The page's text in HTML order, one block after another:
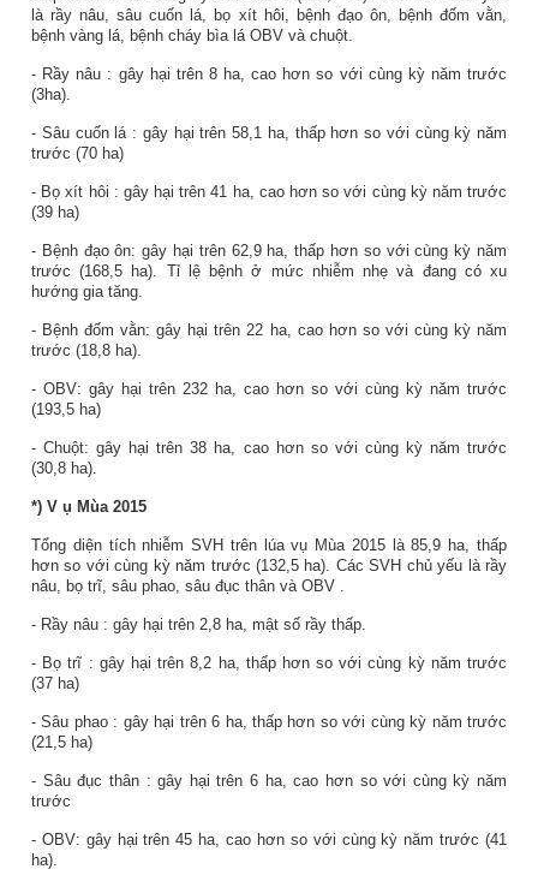
làrầy nâu,sâu cuốn lá, bọ xít hôi, bệnh đạo ôn, bệnh đốm vằn,
bệnh vàng lá, bệnh cháy bìa lá OBV và chuột.
- Rầy nâu : gây hại trên 8 ha,cao hơn so với cùng kỳ năm trước
(3ha).
- Sâu cuốn lá : gây hại trên 58,1 ha, thấp hơn so với cùng kỳ năm
trước (70 ha)
- Bọ xít hôi : gây hại trên41 ha, cao hơn so với cùng kỳ nămtrước
(39 ha)
- Bệnh đạo ôn: gây hại trên 62,9 ha, thấp hơn so với cùng kỳ năm
trước (168,5 ha). Tỉ lệ bệnh ở mức nhiễm nhẹ và đang có xu
hướng gia tăng.
- Bệnh đốm vằn: gây hại trên 22 ha, cao hơn so với cùng kỳ năm
trước (18,8 ha).
- OBV: gây hại trên 232 ha, cao hơn so với cùng kỳ năm trước
(193,5 ha)
- Chuột: gây hại trên38 ha, cao hơn so với cùng kỳ nămtrước
(30,8 ha).
*) V ụ Mùa 2015
Tổng diện tích nhiễm SVH trên lúa vụ Mùa 2015 là85,9 ha,
thấp
hơn so với cùng kỳ năm trước (132,5 ha). CácSVH chủ yếu làrầy
nâu, bọ trĩ, sâu phao, sâu đục thân và OBV
- Rầy nâu : gây hại trên 2,8 ha, mật số rầy thấp.
- Bọ trĩ : gây hại trên8,2 ha, thấp hơn so với cùng kỳ năm trước
(37 ha)
- Sâu phao : gây hại trên6 ha, thấp hơn so với cùng kỳ năm trước
(21,5 ha)
- Sâu đục thân : gây hại trên 6 ha,cao hơn so với cùng kỳ năm
trước
- OBV: gây hại trên45 ha,cao hơn so với cùng kỳ nămtrước (41
ha)